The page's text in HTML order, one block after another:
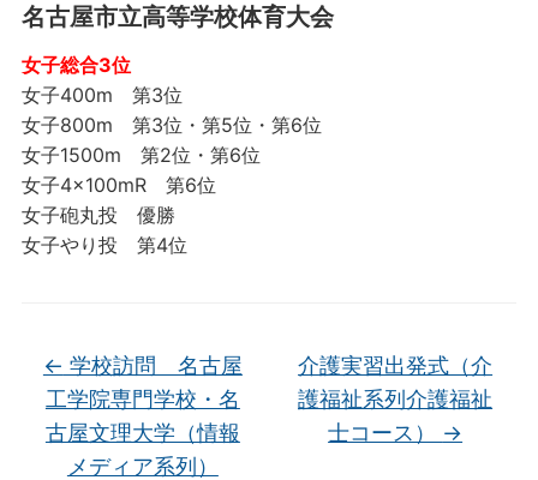
名古屋市立高等学校体育大会
女子総合3位
女子400m 第3位
女子800m 第3位・第5位・第6位
女子1500m 第2位・第6位
女子4×100mR 第6位
女子砲丸投 優勝
女子やり投 第4位
← 学校訪問 名古屋
工学院専門学校・名
古屋文理大学（情報
メディア系列）
介護実習出発式（介
護福祉系列介護福祉
士コース） →